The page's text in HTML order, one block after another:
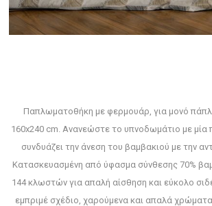
Παπλωματοθήκη με φερμουάρ, για μονό
160x240 cm. Ανανεώστε το υπνοδωμάτιο με
συνδυάζει την άνεση του βαμβακιού με την
Κατασκευασμένη από ύφασμα σύνθεσης 70%
144 κλωστών για απαλή αίσθηση και εύκολο
εμπριμέ σχέδιο, χαρούμενα και απαλά